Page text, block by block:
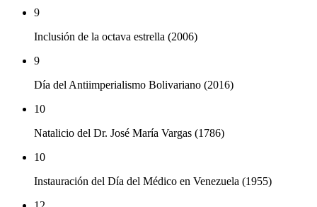
9
Inclusión de la octava estrella (2006)
9
Día del Antiimperialismo Bolivariano (2016)
10
Natalicio del Dr. José María Vargas (1786)
10
Instauración del Día del Médico en Venezuela (1955)